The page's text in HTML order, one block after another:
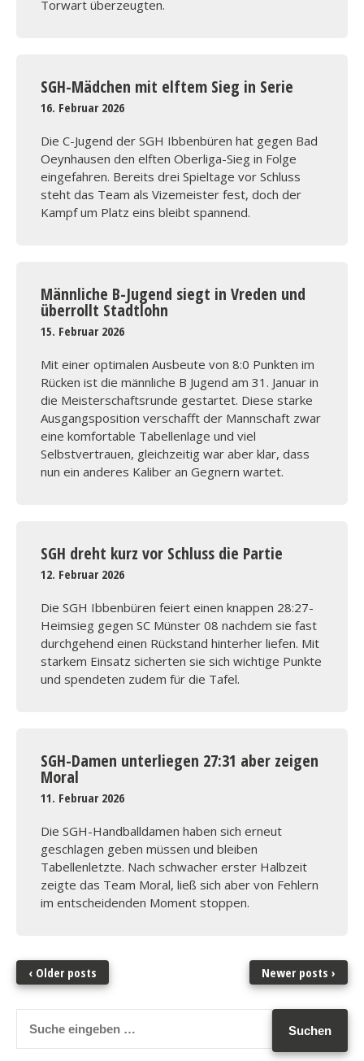
Torwart überzeugten.
SGH-Mädchen mit elftem Sieg in Serie
16. Februar 2026
Die C-Jugend der SGH Ibbenbüren hat gegen Bad
Oeynhausen den elften Oberliga-Sieg in Folge
eingefahren. Bereits drei Spieltage vor Schluss
steht das Team als Vizemeister fest, doch der
Kampf um Platz eins bleibt spannend.
Männliche B-Jugend siegt in Vreden und
überrollt Stadtlohn
15. Februar 2026
Mit einer optimalen Ausbeute von 8:0 Punkten im
Rücken ist die männliche B Jugend am 31. Januar in
die Meisterschaftsrunde gestartet. Diese starke
Ausgangsposition verschafft der Mannschaft zwar
eine komfortable Tabellenlage und viel
Selbstvertrauen, gleichzeitig war aber klar, dass
nun ein anderes Kaliber an Gegnern wartet.
SGH dreht kurz vor Schluss die Partie
12. Februar 2026
Die SGH Ibbenbüren feiert einen knappen 28:27-
Heimsieg gegen SC Münster 08 nachdem sie fast
durchgehend einen Rückstand hinterher liefen. Mit
starkem Einsatz sicherten sie sich wichtige Punkte
und spendeten zudem für die Tafel.
SGH-Damen unterliegen 27:31 aber zeigen
Moral
11. Februar 2026
Die SGH-Handballdamen haben sich erneut
geschlagen geben müssen und bleiben
Tabellenletzte. Nach schwacher erster Halbzeit
zeigte das Team Moral, ließ sich aber von Fehlern
im entscheidenden Moment stoppen.
‹ Older posts Newer posts ›